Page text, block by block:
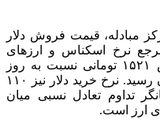
مبادله، قیمت فروش دلار
نرخ اسکناس و ارزهای
خدماتی محسوب می‌شود با افزایش ۱۵۲۱ تومانی نسبت به روز
کاری قبل، به ۱۱۱ هزار و ۲۴۳ تومان رسید. نرخ خرید دلار نیز ۱۱۰
بیانگر تداوم تعادل نسبی میان
ارز است.